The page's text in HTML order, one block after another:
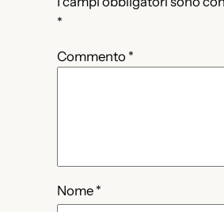
*
Commento *
Nome *